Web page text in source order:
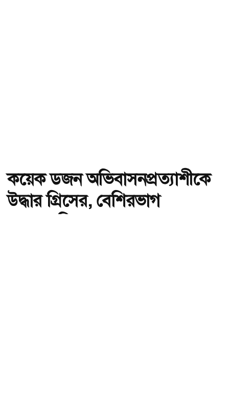
কয়েক ডজন অভিবাসনপ্রত্যাশীকে
উদ্ধার গ্রিসের, বেশিরভাগ